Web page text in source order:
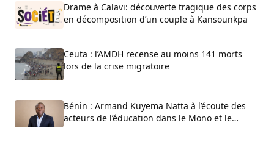
Drame à Calavi: découverte tragique des corps
en décomposition d’un couple à Kansounkpa
Ceuta : l’AMDH recense au moins 141 morts
lors de la crise migratoire
Bénin : Armand Kuyema Natta à l’écoute des
acteurs de l’éducation dans le Mono et le
Couffo